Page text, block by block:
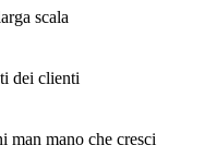
scala
dei clienti
man mano che cresci